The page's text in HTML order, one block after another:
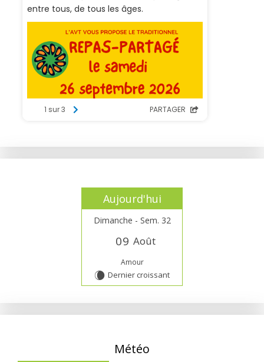
Aujourd'hui
Dimanche - Sem. 32
09 Août
Amour
W Dernier croissant
Météo